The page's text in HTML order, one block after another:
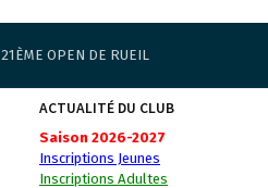
21ÈME OPEN DE RUEIL
ACTUALITÉ DU CLUB
Saison 2026-2027
Inscriptions Jeunes
Inscriptions Adultes